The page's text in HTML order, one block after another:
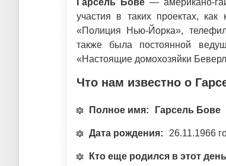
Гарсель Бове — американо-
участия в таких проектах,
«Полиция Нью-Йорка»,
также была постоянной
«Настоящие домохозяйки
Что нам известно о
Полное имя: Гарсель Бове
Дата рождения: 26.11.1966
Кто еще родился в этот